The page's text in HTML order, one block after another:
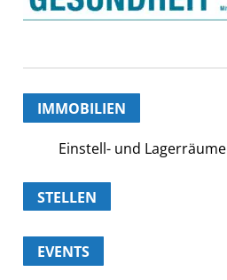
IMMOBILIEN
Einstell- und Lagerräume
STELLEN
EVENTS